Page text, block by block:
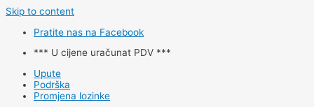
Skip to content
Pratite nas na Facebook
*** U cijene uračunat PDV ***
Upute
Podrška
Promjena lozinke